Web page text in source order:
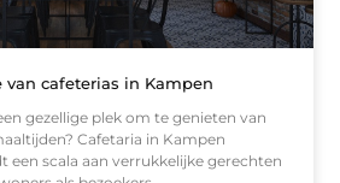
cafeterias in Kampen
gezellige plek om te genieten van
Cafetaria in Kampen
een scala aan verrukkelijke gerechten